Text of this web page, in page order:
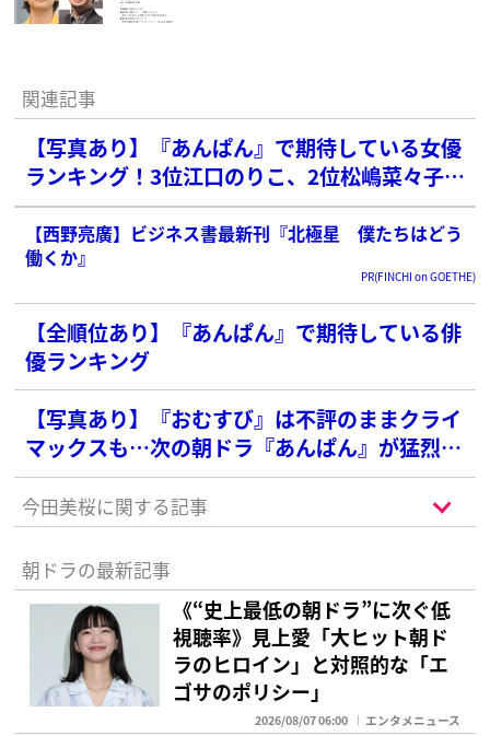
関連記事
【写真あり】『あんぱん』で期待している女優
ランキング！3位江口のりこ、2位松嶋菜々子を
抑えた1位は？
【西野亮廣】ビジネス書最新刊『北極星 僕たちはどう
働くか』
PR(FINCHI on GOETHE)
【全順位あり】『あんぱん』で期待している俳
優ランキング
【写真あり】『おむすび』は不評のままクライ
マックスも…次の朝ドラ『あんぱん』が猛烈に
期待できる理由
今田美桜に関する記事
朝ドラの最新記事
《“史上最低の朝ドラ”に次ぐ低
視聴率》見上愛「大ヒット朝ド
ラのヒロイン」と対照的な「エ
ゴサのポリシー」
2026/08/07 06:00 エンタメニュース